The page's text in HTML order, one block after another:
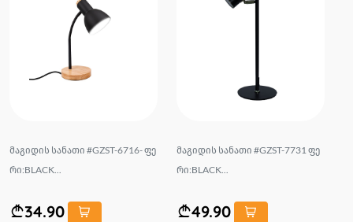
მაგიდის სანათი #GZST-6716- ფე
რი:BLACK...
34.90
მაგიდის სანათი #GZST-7731 ფე
რი:BLACK...
49.90